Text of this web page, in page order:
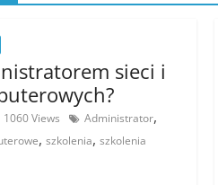
sieci i
1060 Views Administrator,
, szkolenia, szkolenia